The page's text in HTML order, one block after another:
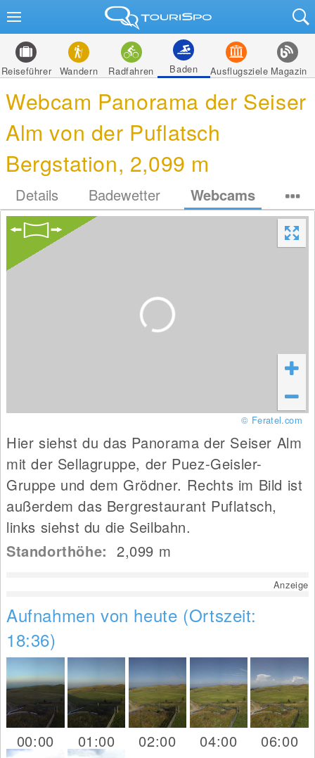
Reiseführer Wandern Radfahren Baden Ausflugsziele Magazin
Webcam Panorama der Seiser
Alm von der Puflatsch
Bergstation, 2,099 m
Details Badewetter Webcams
© Feratel.com
Hier siehst du das Panorama der Seiser Alm
mit der Sellagruppe, der Puez-Geisler-
Gruppe und dem Grödner. Rechts im Bild ist
außerdem das Bergrestaurant Puflatsch,
links siehst du die Seilbahn.
Standorthöhe:2,099 m
Anzeige
Aufnahmen von heute (Ortszeit:
18:36)
00:00 01:00 02:00 04:00 06:00